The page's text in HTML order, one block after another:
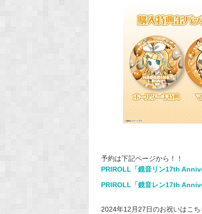
予約は下記ページから！！
PRIROLL「鏡音リン17th
PRIROLL「鏡音レン17th
2024年12月27日のお祝いはこ